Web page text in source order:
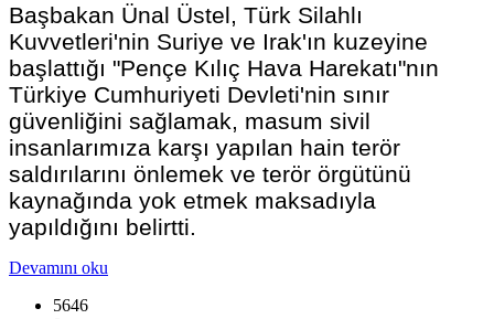
Başbakan Ünal Üstel, Türk Silahlı
Kuvvetleri'nin Suriye ve Irak'ın kuzeyine
başlattığı "Pençe Kılıç Hava Harekatı"nın
Türkiye Cumhuriyeti Devleti'nin sınır
güvenliğini sağlamak, masum sivil
insanlarımıza karşı yapılan hain terör
saldırılarını önlemek ve terör örgütünü
kaynağında yok etmek maksadıyla
yapıldığını belirtti.
Devamını oku
5646